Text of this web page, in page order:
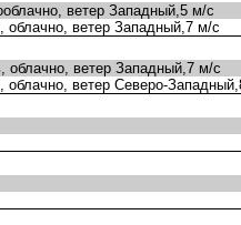
ветер Западный,5 м/с
ветер Западный,7 м/с
ветер Западный,7 м/с
ветер Северо-